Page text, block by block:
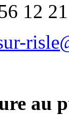
12 21
au